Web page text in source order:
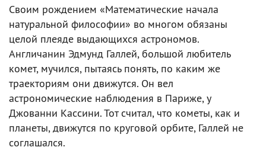
Своим рождением «Математические начала
натуральной философии» во многом обязаны
целой плеяде выдающихся астрономов.
Англичанин Эдмунд Галлей, большой любитель
комет, мучился, пытаясь понять, по каким же
траекториям они движутся. Он вел
астрономические наблюдения в Париже, у
Джованни Кассини. Тот считал, что кометы, как и
планеты, движутся по круговой орбите, Галлей не
соглашался.